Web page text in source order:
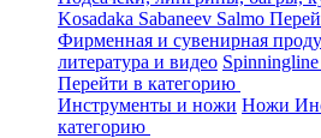
Kosadaka Sabaneev Salmo
Фирменная и сувенирная
литература и видео Spinningline
Перейти в категорию
Инструменты и ножи Ножи
категорию